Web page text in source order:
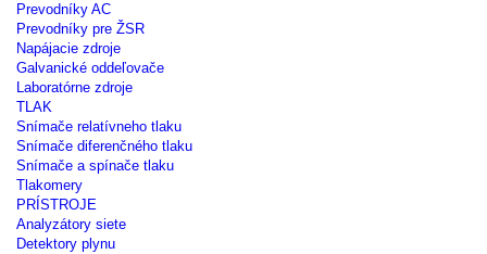
Prevodníky AC
Prevodníky pre ŽSR
Napájacie zdroje
Galvanické oddeľovače
Laboratórne zdroje
TLAK
Snímače relatívneho tlaku
Snímače diferenčného tlaku
Snímače a spínače tlaku
Tlakomery
PRÍSTROJE
Analyzátory siete
Detektory plynu